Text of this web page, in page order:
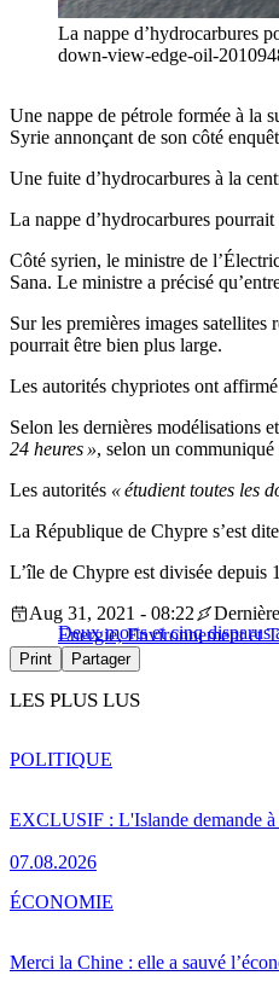
La nappe d’hydrocarbures
down-view-edge-oil-
Une nappe de pétrole formée à la
Syrie annonçant de son côté
Une fuite d’hydrocarbures à la
La nappe d’hydrocarbures
Côté syrien, le ministre de
Sana. Le ministre a précisé
Sur les premières images satellites
pourrait être bien plus large.
Les autorités chypriotes ont
Selon les dernières modélisations
24 heures », selon un
Les autorités « étudient toutes les
La République de Chypre s’est
L’île de Chypre est divisée depuis
Deux morts et cinq disparus
Aug 31, 2021 - 08:22
Energie, Environnement et
Print Partager
LES PLUS LUS
EXCLUSIF : L'Islande demande à
07.08.2026
POLITIQUE
Merci la Chine : elle a sauvé
ÉCONOMIE